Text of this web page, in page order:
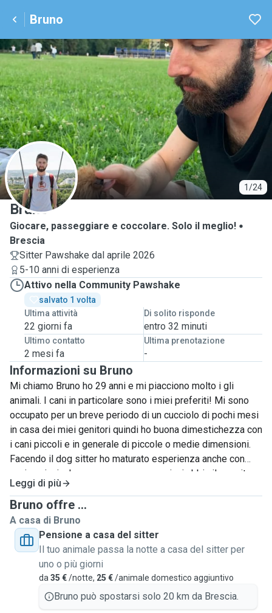
Bruno
1/24
B
Bruno
Giocare, passeggiare e coccolare. Solo il meglio!
Brescia
Sitter Pawshake dal aprile 2026
5-10 anni di esperienza
Attivo nella Community Pawshake
salvato 1 volta
Ultima attività
22 giorni fa
Di solito risponde
entro 32 minuti
Ultimo contatto
2 mesi fa
Ultima prenotazione
-
Informazioni su Bruno
Mi chiamo Bruno ho 29 anni e mi piacciono molto i gli
animali. I cani in particolare sono i miei preferiti! Mi sono
occupato per un breve periodo di un cucciolo di pochi mesi
in casa dei miei genitori quindi ho buona dimestichezza con
i cani piccoli e in generale di piccole o medie dimensioni.
Facendo il dog sitter ho maturato esperienza anche con
cani anziani e ho compreso come ogniuni abbia il suo ritmo
e le sue abitudini. Faccio volentieri lunghe passeggiate e
sono sempre disposto a giocare a lungo con loro e a
coccolarli. Solitamente li porto fuori almeno tre volte al
giorno e non li lascio mai soli per più di un'ora a meno che
non ci siano indicazioni specifiche. Prediligo i cani di
piccola o media taglia per i pernottamenti da me e l'asilo
per via delle dimensioni ridotte dell'appartamento ma sono
sempre aperto a valutare tutte le proposte e trovare un
punto d'incontro. Sono molto paziente e responsabile,
Leggi di più
Bruno offre ...
A casa di Bruno
Pensione a casa del sitter
Il tuo animale passa la notte a casa del sitter per
uno o più giorni
da 35 €/notte, 25 €/animale domestico aggiuntivo
Bruno può spostarsi solo 20 km da Brescia.